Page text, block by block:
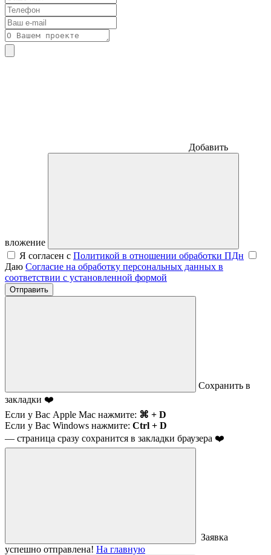
Добавить
вложение
Я согласен с Политикой в отношении обработки ПДн
Даю Согласие на обработку персональных данных в
соответствии с установленной формой
Отправить
Сохранить в
закладки ❤️
Если у Вас Apple Mac нажмите: ⌘ + D
Если у Вас Windows нажмите: Ctrl + D
— страница сразу сохранится в закладки браузера ❤️
Заявка
успешно отправлена! На главную